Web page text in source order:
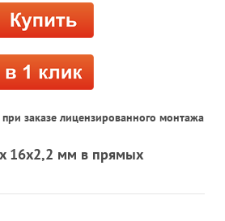
заказе лицензированного монтажа
16x2,2 мм в прямых